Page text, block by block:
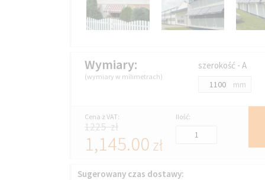
Wymiary:
(wymiary w milimetrach)
szerokość - A
mm
Cena z VAT:
1225 zł
1,145.00 zł
Ilość:
Sugerowany czas dostawy: